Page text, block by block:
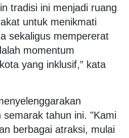
tradisi ini menjadi ruang
untuk menikmati
sekaligus mempererat
momentum
yang inklusif,” kata
semarak tahun ini. "Kami
berbagai atraksi, mulai